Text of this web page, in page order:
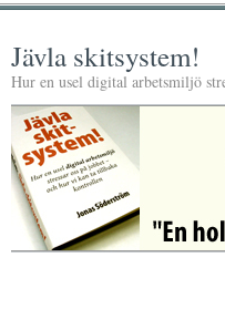
Jävla skitsystem!
Hur en usel digital arbetsmiljö